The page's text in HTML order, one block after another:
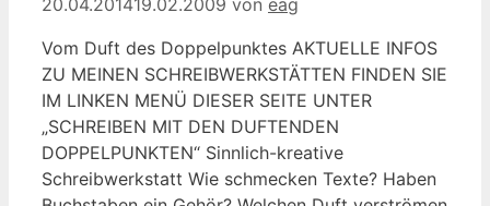
20.04.201419.02.2009 von eag
Vom Duft des Doppelpunktes AKTUELLE INFOS
ZU MEINEN SCHREIBWERKSTÄTTEN FINDEN SIE
IM LINKEN MENÜ DIESER SEITE UNTER
„SCHREIBEN MIT DEN DUFTENDEN
DOPPELPUNKTEN“ Sinnlich-kreative
Schreibwerkstatt Wie schmecken Texte? Haben